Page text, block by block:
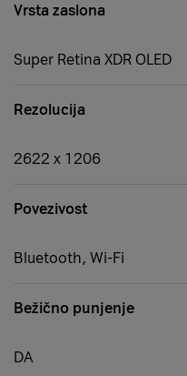
Vrsta zaslona
Super Retina XDR OLED
Rezolucija
2622 x 1206
Povezivost
Bluetooth, Wi-Fi
Bežično punjenje
DA